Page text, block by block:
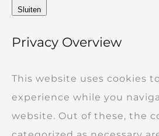
Sluiten
Privacy Overview
This website uses cookies
experience while you
website. Out of these, the